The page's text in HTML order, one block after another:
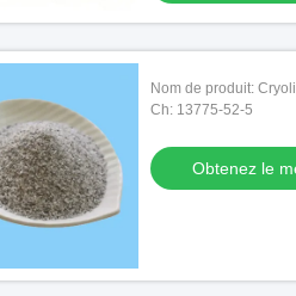
Sandy Potassium
Nom de produit:
Ch: 13775-52-5
Obtenez le